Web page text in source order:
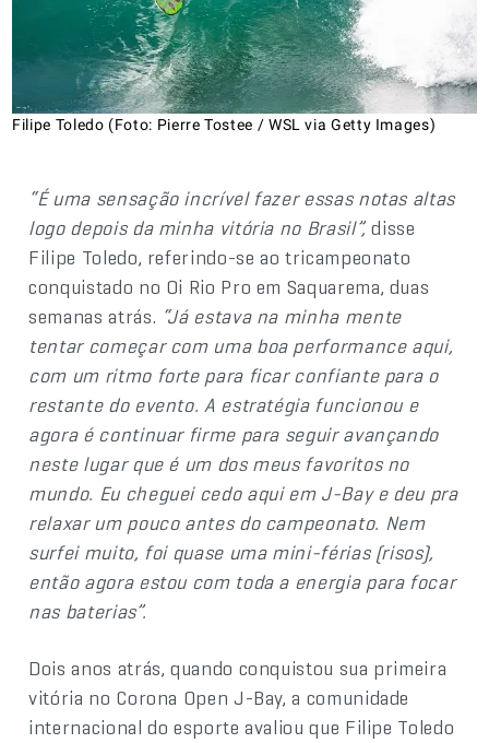
Filipe Toledo (Foto: Pierre Tostee / WSL via Getty Images)
“É uma sensação incrível fazer essas notas altas
logo depois da minha vitória no Brasil”,disse
Filipe Toledo, referindo-se ao tricampeonato
conquistado no Oi Rio Pro em Saquarema, duas
semanas atrás. “Já estava na minha mente
tentar começar com uma boa performance aqui,
com um ritmo forte para ficar confiante para o
restante do evento. A estratégia funcionou e
agora é continuar firme para seguir avançando
neste lugar que é um dos meus favoritos no
mundo. Eu cheguei cedo aqui em J-Bay e deu pra
relaxar um pouco antes do campeonato. Nem
surfei muito, foi quase uma mini-férias (risos),
então agora estou com toda a energia para focar
nas baterias”.
Dois anos atrás, quando conquistou sua primeira
vitória no Corona Open J-Bay, a comunidade
internacional do esporte avaliou que Filipe Toledo